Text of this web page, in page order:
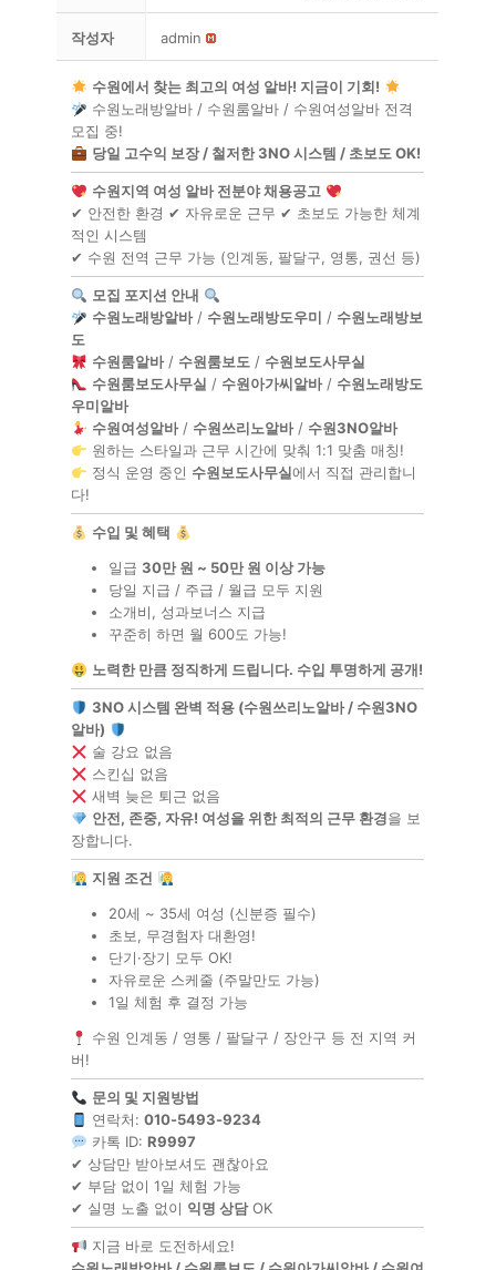
작성자 admin
수원에서 찾는 최고의 여성 알바! 지금이 기회!
수원노래방알바 / 수원룸알바 / 수원여성알바 전격
모집 중!
당일 고수익 보장 / 철저한 3NO 시스템 / 초보도 OK!
수원지역 여성 알바 전분야 채용공고
✔ 안전한 환경 ✔ 자유로운 근무 ✔ 초보도 가능한 체계
적인 시스템
✔ 수원 전역 근무 가능 (인계동, 팔달구, 영통, 권선 등)
모집 포지션 안내
수원노래방알바/ 수원노래방도우미 / 수원노래방보
도
수원룸알바/ 수원룸보도 / 수원보도사무실
수원룸보도사무실 / 수원아가씨알바/ 수원노래방도
우미알바
수원여성알바/ 수원쓰리노알바/ 수원3NO알바
원하는 스타일과 근무 시간에 맞춰 1:1 맞춤 매칭!
정식 운영 중인 수원보도사무실에서 직접 관리합니
다!
수입 및 혜택
일급30만 원 ~ 50만 원 이상 가능
당일 지급 / 주급 / 월급 모두 지원
소개비, 성과보너스 지급
꾸준히 하면 월 600도 가능!
노력한 만큼 정직하게 드립니다. 수입 투명하게 공개!
3NO 시스템 완벽 적용 (수원쓰리노알바 / 수원3NO
알바)
술 강요 없음
스킨십 없음
새벽 늦은 퇴근 없음
안전, 존중, 자유! 여성을 위한 최적의 근무 환경을 보
장합니다.
지원 조건
20세 ~ 35세 여성 (신분증 필수)
초보, 무경험자 대환영!
단기·장기 모두 OK!
자유로운 스케줄 (주말만도 가능)
1일 체험 후 결정 가능
수원 인계동 / 영통 / 팔달구 / 장안구 등 전 지역 커
버!
문의 및 지원방법
연락처:010-5493-9234
카톡 ID:R9997
✔ 상담만 받아보셔도 괜찮아요
✔ 부담 없이 1일 체험 가능
✔ 실명 노출 없이 익명 상담OK
지금 바로 도전하세요!